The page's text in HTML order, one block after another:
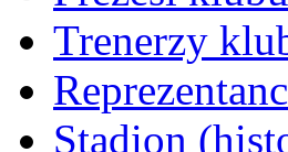
Trenerzy
Stadion